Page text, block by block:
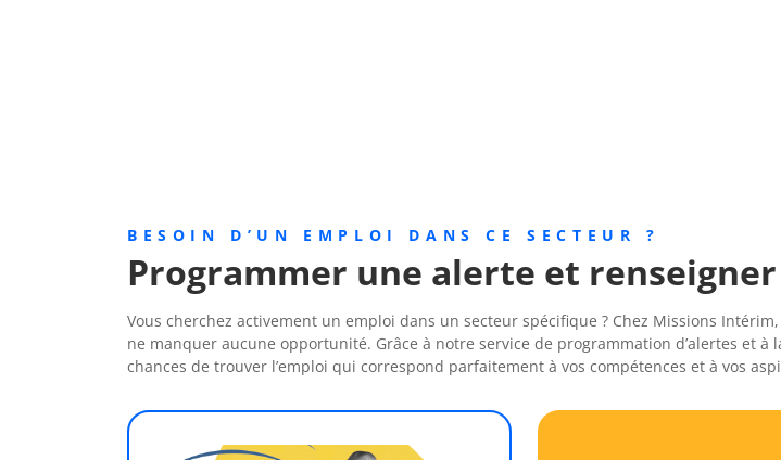
BESOIN D’UN EMPLOI DANS CE SECTEUR ?
Programmer une alerte et renseigner
Vous cherchez activement un emploi dans un secteur spécifique ? Chez Missions
ne manquer aucune opportunité. Grâce à notre service de programmation d’alertes et
chances de trouver l’emploi qui correspond parfaitement à vos compétences et à vos